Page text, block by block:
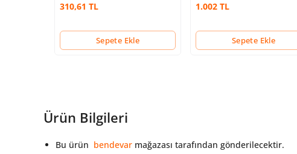
310,61 TL
Sepete Ekle
1.002 TL
Sepete Ekle
Ürün Bilgileri
Bu ürün bendevar mağazası tarafından gönderilecektir.